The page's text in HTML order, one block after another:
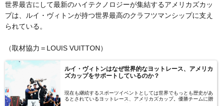
世界最古にして最新のハイテクノロジーが集結するアメリカズカッ
プは、ルイ・ヴィトンが持つ世界最高のクラフツマンシップに支え
られている。
（取材協力＝LOUIS VUITTON）
ルイ・ヴィトンはなぜ世界的なヨットレース、アメリカ
ズカップをサポートしているのか？
現在も継続するスポーツイベントとしては世界でもっとも歴史があ
るとされているヨットレース、アメリカズカップ。優勝チームに贈